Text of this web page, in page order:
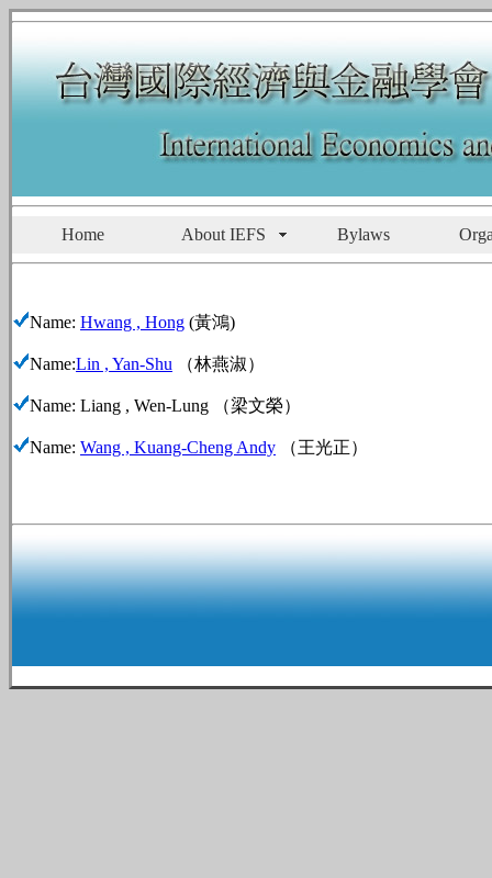
Home About IEFS Bylaws
Name: Hwang , Hong (黃鴻)
Name:Lin , Yan-Shu （林燕淑）
Name: Liang , Wen-Lung （梁文榮）
Name: Wang , Kuang-Cheng Andy （王光正）